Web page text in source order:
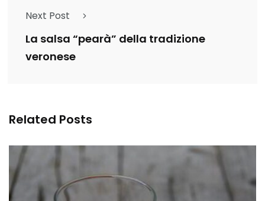
Next Post
La salsa “pearà” della tradizione
veronese
Related Posts